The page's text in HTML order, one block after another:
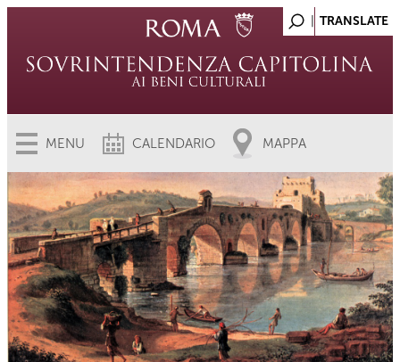
MENU CALENDARIO MAPPA